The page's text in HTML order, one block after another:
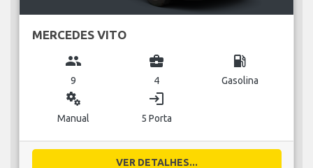
MERCEDES VITO
group
9
business_center
4
local_gas_station
Gasolina
miscellaneous_services
Manual
login
5 Porta
VER DETALHES...